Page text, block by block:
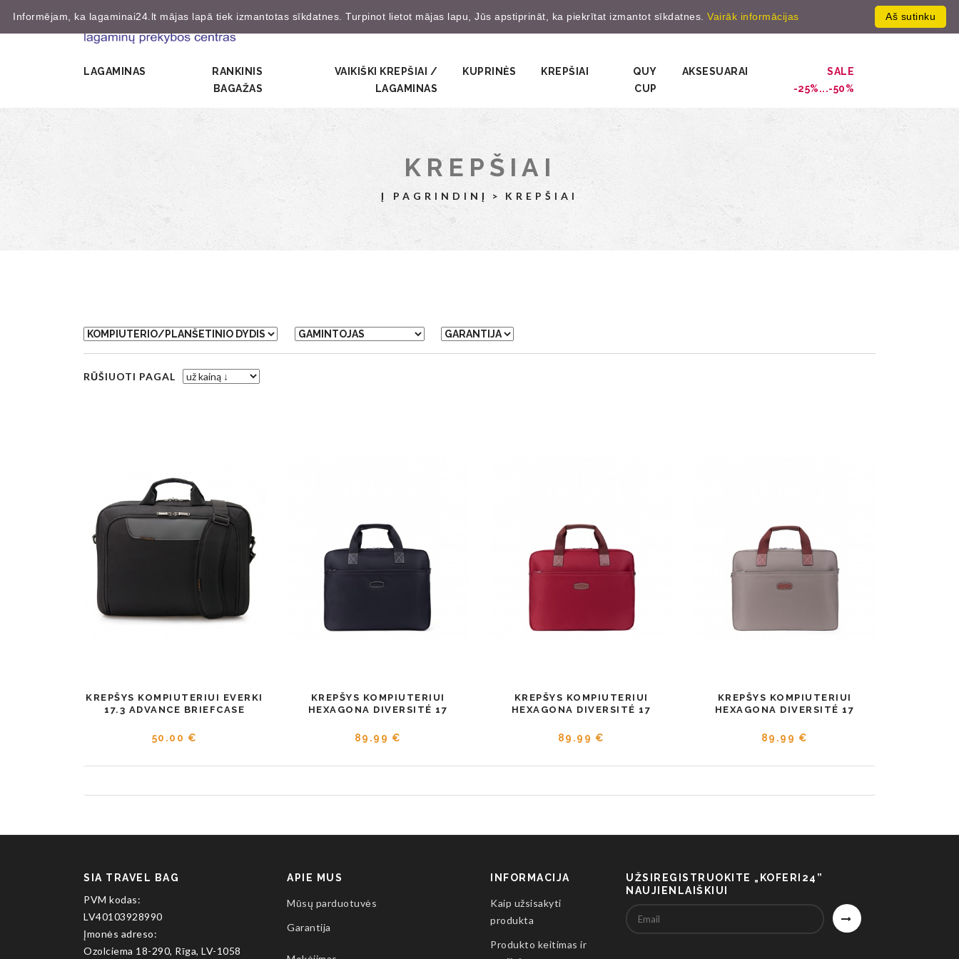
0
Užsiregistruot
Prisijungti
LAGAMINAS
RANKINIS
BAGAŽAS
VAIKIŠKI KREPŠIAI /
LAGAMINAS
KUPRINĖS KREPŠIAI
QUY
CUP
AKSESUARAI
SALE
-25%...-50%
KREPŠIAI
Į PAGRINDINĮ KREPŠIAI
RŪŠIUOTI PAGAL
KREPŠYS KOMPIUTERIUI EVERKI
17.3 ADVANCE BRIEFCASE
50.00 €
KREPŠYS KOMPIUTERIUI
HEXAGONA DIVERSITÉ 17
89.99 €
KREPŠYS KOMPIUTERIUI
HEXAGONA DIVERSITÉ 17
89.99 €
KREPŠYS KOMPIUTERIUI
HEXAGONA DIVERSITÉ 17
89.99 €
SIA TRAVEL BAG
PVM kodas:
LV40103928990
Įmonės adreso:
Ozolciema 18-290, Rīga, LV-1058
APIE MUS
Mūsų parduotuvės
Garantija
INFORMACIJA
Kaip užsisakyti
produkta
Produkto keitimas ir
UŽSIREGISTRUOKITE „KOFERI24”
NAUJIENLAIŠKIUI
Aš sutinku
Informējam, ka lagaminai24.lt mājas lapā tiek izmantotas sīkdatnes. Turpinot lietot mājas lapu, Jūs apstiprināt, ka piekrītat izmantot sīkdatnes. Vairāk informācijas